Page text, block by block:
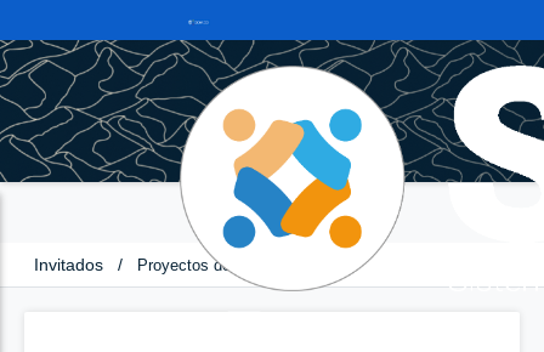
Invitados / Proyectos de Acuerdo